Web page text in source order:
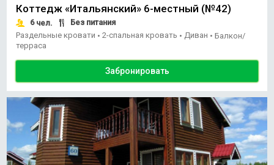
Коттедж «Итальянский» 6-местный (№42)
6чел.
Без питания
Раздельные кровати • 2-спальная кровать • Диван • Балкон/
терраса
Забронировать